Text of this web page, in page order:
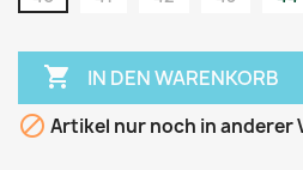
 IN DEN WARENKORB
 Artikel nur noch in anderer